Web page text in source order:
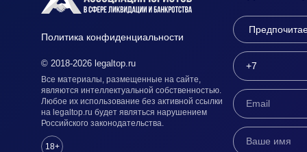
Политика конфиденциальности
© 2018-2026 legaltop.ru
Все материалы, размещенные на сайте,
являются интеллектуальной собственностью.
Любое их использование без активной ссылки
на legaltop.ru будет являться нарушением
Российского законодательства.
18+